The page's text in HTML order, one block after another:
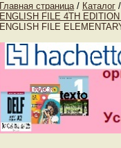
Главная страница / Каталог /
ENGLISH FILE 4TH
ENGLISH FILE